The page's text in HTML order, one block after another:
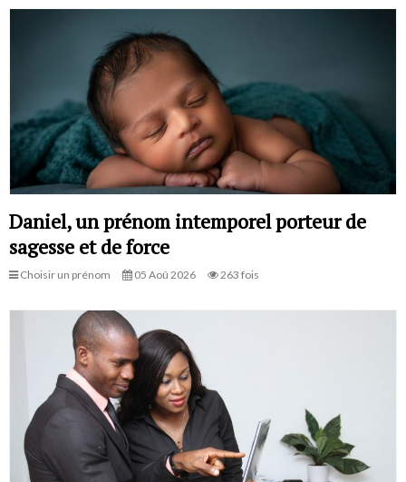
Daniel, un prénom intemporel porteur de
sagesse et de force
Choisir un prénom 05 Aoû 2026 263 fois